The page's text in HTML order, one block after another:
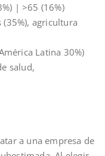
| >65 (16%)
agricultura
Latina 30%)
salud,
a una empresa de